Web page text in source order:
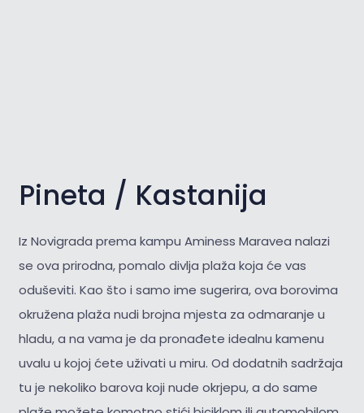
Pineta / Kastanija
Iz Novigrada prema kampu Aminess Maravea nalazi
se ova prirodna, pomalo divlja plaža koja će vas
oduševiti. Kao što i samo ime sugerira, ova borovima
okružena plaža nudi brojna mjesta za odmaranje u
hladu, a na vama je da pronađete idealnu kamenu
uvalu u kojoj ćete uživati u miru. Od dodatnih sadržaja
tu je nekoliko barova koji nude okrjepu, a do same